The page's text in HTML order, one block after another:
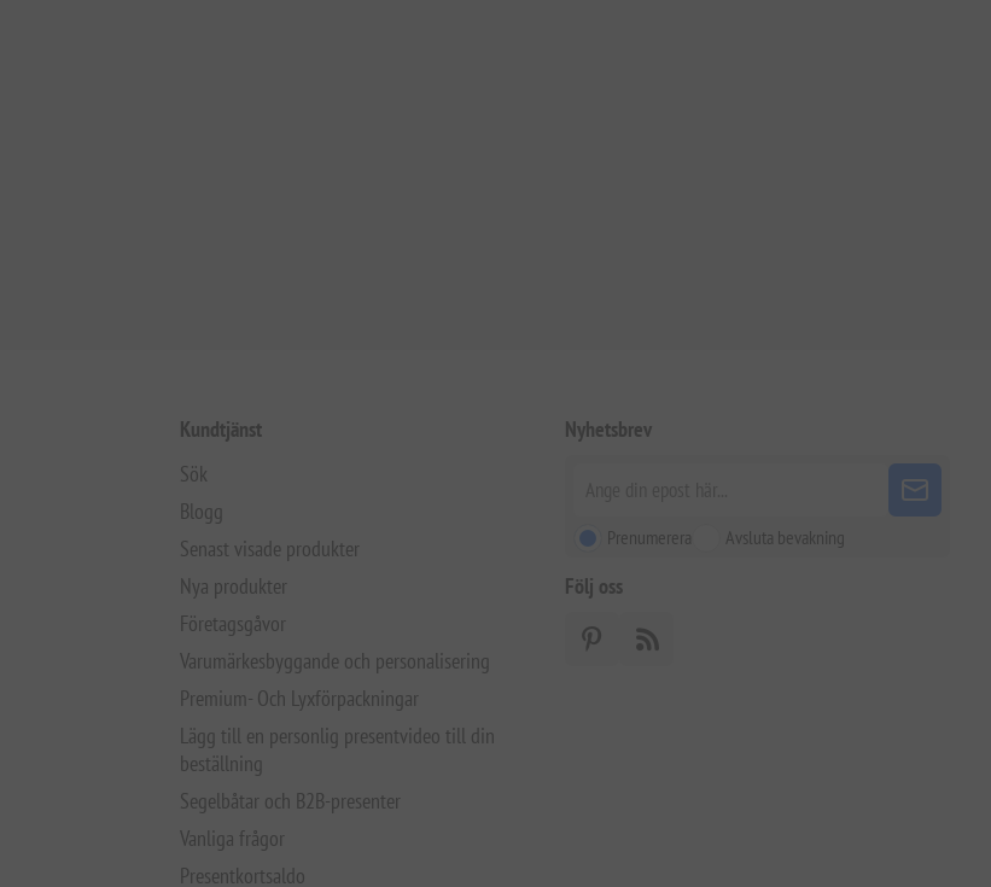
Kundtjänst
Sök
Blogg
Senast visade produkter
Nya produkter
Företagsgåvor
Varumärkesbyggande och personalisering
Premium- Och Lyxförpackningar
Lägg till en personlig presentvideo till din
beställning
Segelbåtar och B2B-presenter
Vanliga frågor
Presentkortsaldo
Nyhetsbrev
Prenumerera Avsluta bevakning
Följ oss